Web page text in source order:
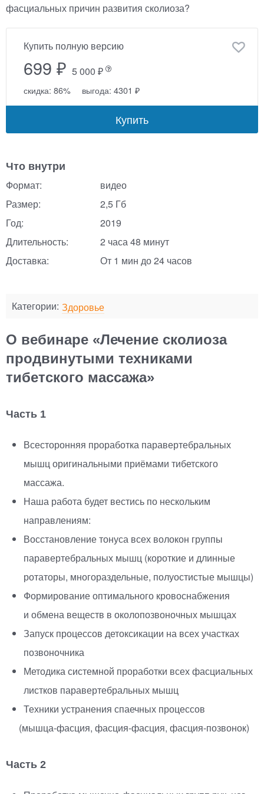
фасциальных причин развития сколиоза?
Купить полную версию
699 ₽ 5 000 ₽
скидка: 86% выгода: 4301 ₽
Купить
Что внутри
Формат:
видео
Размер:
2,5 Гб
Год:
2019
Длительность:
2 часа 48 минут
Доставка:
От 1 мин до 24 часов
Категории: Здоровье
О вебинаре «Лечение сколиоза
продвинутыми техниками
тибетского массажа»
Часть 1
Всесторонняя проработка паравертебральных
мышц оригинальными приёмами тибетского
массажа.
Наша работа будет вестись по нескольким
направлениям:
Восстановление тонуса всех волокон группы
паравертебральных мышц (короткие и длинные
ротаторы, многораздельные, полуостистые мышцы)
Формирование оптимального кровоснабжения
и обмена веществ в околопозвоночных мышцах
Запуск процессов детоксикации на всех участках
позвоночника
Методика системной проработки всех фасциальных
листков паравертебральных мышц
Техники устранения спаечных процессов
(мышца-фасция, фасция-фасция, фасция-позвонок)
Часть 2